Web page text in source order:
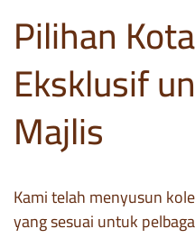
Pilihan
Eksklusif
Majlis
Kami telah menyusun
yang sesuai untuk